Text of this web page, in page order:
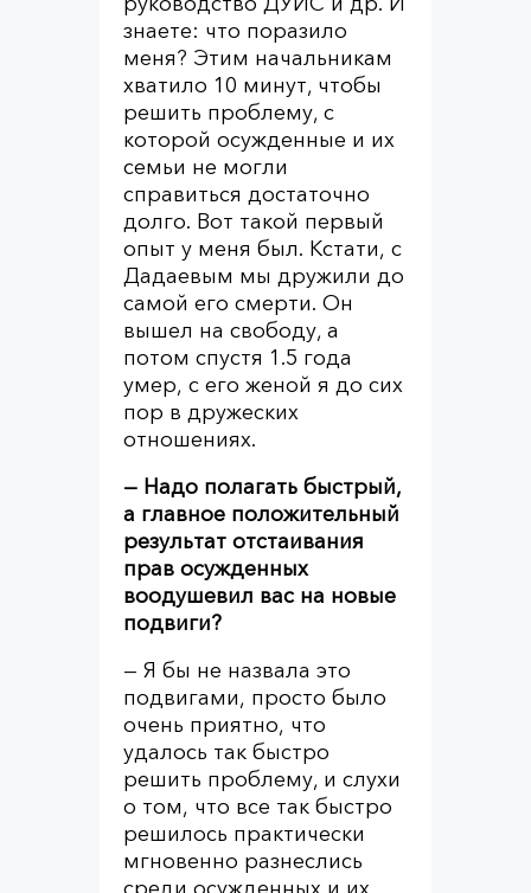
знаете: что поразило
меня? Этим начальникам
хватило 10 минут, чтобы
решить проблему, с
которой осужденные и их
семьи не могли
справиться достаточно
долго. Вот такой первый
опыт у меня был. Кстати, с
Дадаевым мы дружили до
самой его смерти. Он
вышел на свободу, а
потом спустя 1.5 года
умер, с его женой я до сих
пор в дружеских
отношениях.
— Надо полагать быстрый,
а главное положительный
результат отстаивания
прав осужденных
воодушевил вас на новые
подвиги?
— Я бы не назвала это
подвигами, просто было
очень приятно, что
удалось так быстро
решить проблему, и слухи
о том, что все так быстро
решилось практически
мгновенно разнеслись